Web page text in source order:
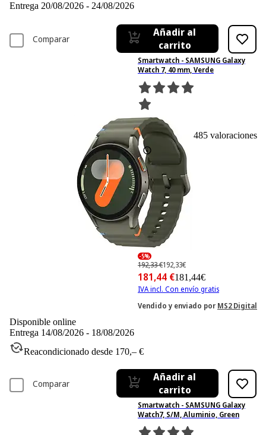
Entrega 20/08/2026 - 24/08/2026
Comparar
Añadir al
carrito
Smartwatch - SAMSUNG Galaxy
Watch 7, 40 mm, Verde
485Basado en 485 valoraciones
-5%
192,33 €192,33€
181,44 €181,44€
IVA incl. Con envío gratis
Vendido y enviado por MS2 Digital
Disponible online
Entrega 14/08/2026 - 18/08/2026
Reacondicionado desde 170,– €
Comparar
Añadir al
carrito
Smartwatch - SAMSUNG Galaxy
Watch7, S/M, Aluminio, Green